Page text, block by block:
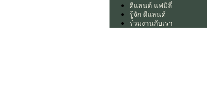
ดีแลนด์ แฟมิลี่
รู้จัก ดีแลนด์
ร่วมงานกับเรา